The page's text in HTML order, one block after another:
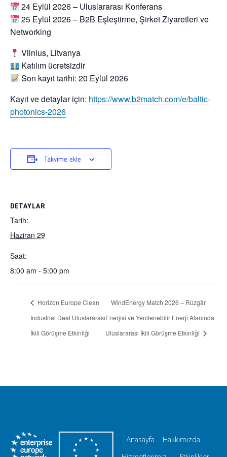
24 Eylül 2026– Uluslararası Konferans
25 Eylül 2026– B2B Eşleştirme, Şirket Ziyaretleri ve
Networking
Vilnius, Litvanya
Katılım ücretsizdir
Son kayıt tarihi:20 Eylül 2026
Kayıt ve detaylar için: https://www.b2match.com/e/baltic-
photonics-2026
Takvime ekle
DETAYLAR
Tarih:
Haziran 29
Saat:
8:00 am - 5:00 pm
Horizon Europe Clean
Industrial Deal Uluslararası
İkili Görüşme Etkinliği
WindEnergy Match 2026 – Rüzgâr
Enerjisi ve Yenilenebilir Enerji Alanında
Uluslararası İkili Görüşme Etkinliği
Anasayfa Hakkımızda